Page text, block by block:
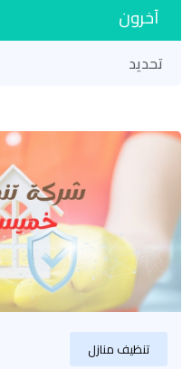
آخرون
تحديد
تنظيف منازل